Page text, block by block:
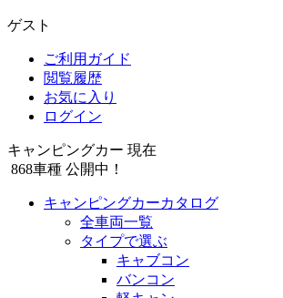
ゲスト
ご利用ガイド
閲覧履歴
お気に入り
ログイン
キャンピングカー 現在
868車種 公開中！
キャンピングカーカタログ
全車両一覧
タイプで選ぶ
キャブコン
バンコン